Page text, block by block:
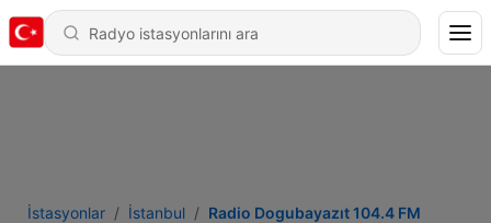
İstasyonlar İstanbul Radio Dogubayazıt 104.4 FM